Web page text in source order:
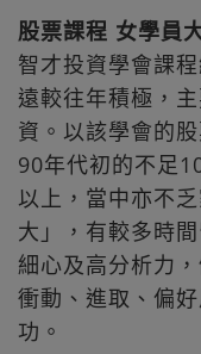
股票課程 女學員
智才投資學會課
遠較往年積極，
資。以該學會的
90年代初的不足
以上，當中亦不
大」，有較多時
細心及高分析力
衝動、進取、偏
功。